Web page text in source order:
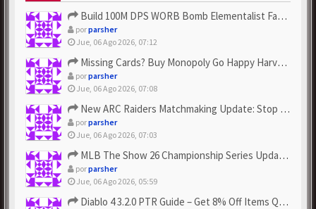
Build 100M DPS WORB Bomb Elementalist Fast - Grab POE Curren...
porparsher
Jue, 06 Ago 2026, 07:12
Missing Cards? Buy Monopoly Go Happy Harvest with Looney Tun...
porparsher
Jue, 06 Ago 2026, 07:08
New ARC Raiders Matchmaking Update: Stop Failed - Grab Bluep...
porparsher
Jue, 06 Ago 2026, 07:03
MLB The Show 26 Championship Series Update! Get Cheap & ...
porparsher
Jue, 06 Ago 2026, 05:59
Diablo 4 3.2.0 PTR Guide – Get 8% Off Items Quickly to Test ...